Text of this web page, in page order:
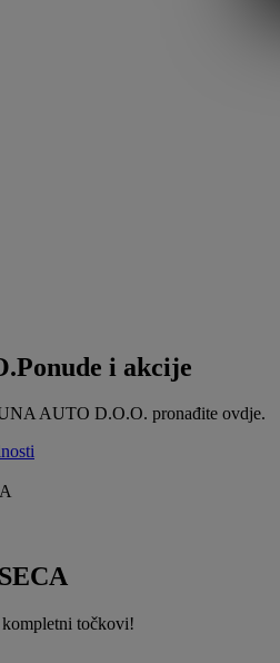
Ponude i akcije
AUTO D.O.O. pronađite ovdje.
točkovi!